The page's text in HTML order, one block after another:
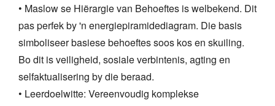
• Maslow se Hiërargie van Behoeftes is welbekend. Dit
pas perfek by 'n energiepiramidediagram. Die basis
simboliseer basiese behoeftes soos kos en skuiling.
Bo dit is veiligheid, sosiale verbintenis, agting en
selfaktualisering by die beraad.
• Leerdoelwitte: Vereenvoudig komplekse